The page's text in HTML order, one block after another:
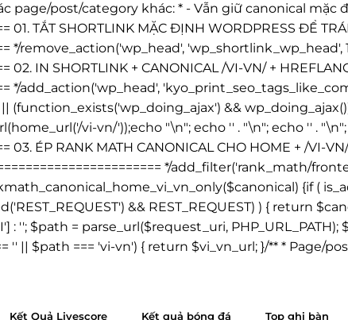
page/post/category khác: * - Vẫn giữ canonical mặc
01. TẮT SHORTLINK MẶC ĐỊNH WORDPRESS ĐỂ
*/remove_action('wp_head', 'wp_shortlink_wp_head',
02. IN SHORTLINK + CANONICAL /VI-VN/ +
*/add_action('wp_head',
&& wp_doing_ajax())
vi-vn/'));echo "\n"; echo '' . "\n"; echo '' .
03. ÉP RANK MATH CANONICAL CHO HOME + /VI-
*/add_filter('rank_math/
{if (
&& REST_REQUEST) ) { return
: ''; $path = parse_url($request_uri,
'' || $path === 'vi-vn') { return $vi_vn_url; }/** * Page/
Kết Quả Livescore Kết quả bóng đá Top ghi bàn